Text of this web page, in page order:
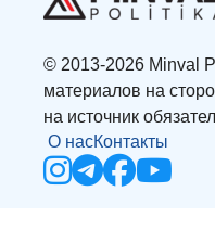
© 2013-2026 Minval
материалов на
на источник
О насКонтакты